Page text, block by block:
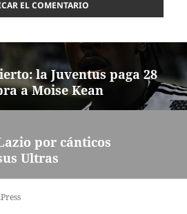
la Juventus paga 28
a Moise Kean
por cánticos
Ultras